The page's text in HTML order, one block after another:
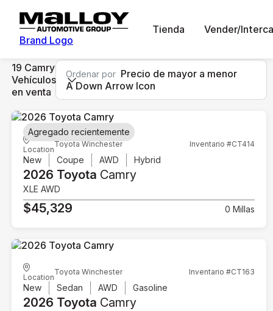
Brand Logo
Tienda Vender/
19 Camry
Vehículos
en venta
Ordenar por Precio de mayor a menor
A Down Arrow Icon
Location
Toyota Winchester Inventario #CT414
New Coupe AWD Hybrid
2026 Toyota Camry
XLE AWD
$45,329 0 Millas
Agregado recientemente
Location
Toyota Winchester Inventario #CT163
New Sedan AWD Gasoline
2026 Toyota Camry